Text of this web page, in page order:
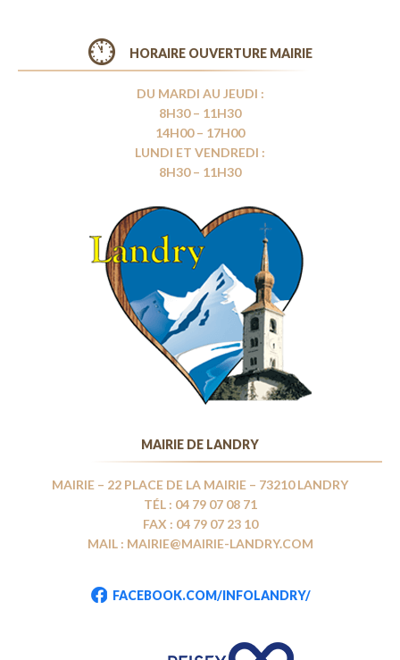
HORAIRE OUVERTURE MAIRIE
DU MARDI AU JEUDI :
8H30 – 11H30
14H00 – 17H00
LUNDI ET VENDREDI :
8H30 – 11H30
MAIRIE DE LANDRY
MAIRIE – 22 PLACE DE LA MAIRIE – 73210 LANDRY
TÉL : 04 79 07 08 71
FAX : 04 79 07 23 10
MAIL : MAIRIE@MAIRIE-LANDRY.COM
FACEBOOK.COM/INFOLANDRY/